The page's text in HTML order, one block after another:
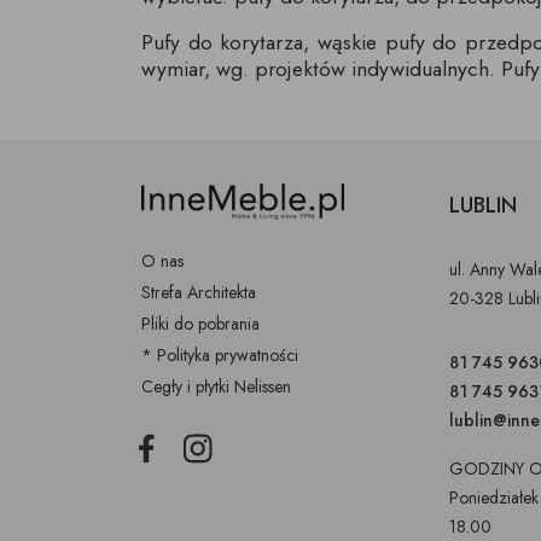
Pufy do korytarza, wąskie pufy do
wymiar, wg. projektów indywidualnych.
O nas
Strefa Architekta
Pliki do pobrania
* Polityka prywatności
Cegły i płytki Nelissen
FacebookInstagram
LUBLIN
ul. Anny
20-328
81 745
81 745
GODZINY
18.00